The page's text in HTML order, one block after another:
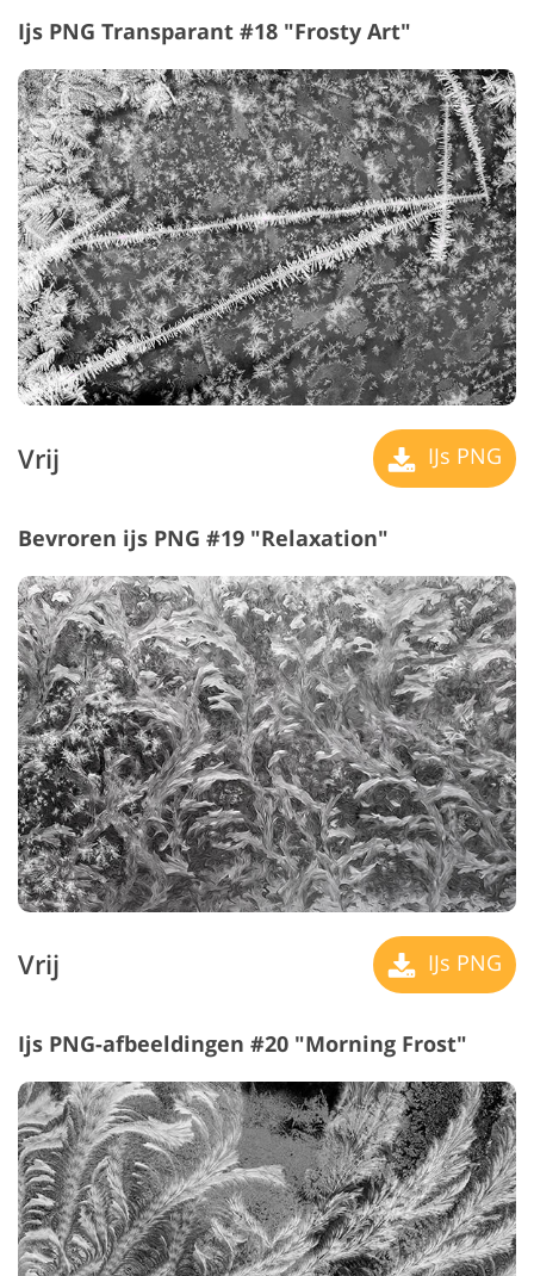
Ijs PNG Transparant #18 "Frosty Art"
Vrij IJs PNG
Bevroren ijs PNG #19 "Relaxation"
Vrij IJs PNG
Ijs PNG-afbeeldingen #20 "Morning Frost"